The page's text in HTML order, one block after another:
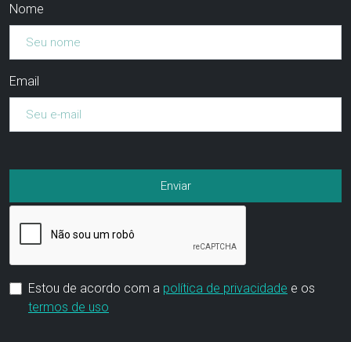
Nome
Email
Estou de acordo com a política de privacidade e os
termos de uso